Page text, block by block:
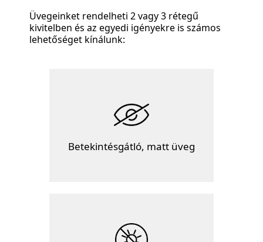
Üvegeinket rendelheti 2 vagy 3 rétegű
kivitelben és az egyedi igényekre is számos
lehetőséget kínálunk:
Betekintésgátló, matt üveg